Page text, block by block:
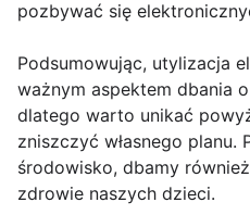
pozbywać się
Podsumowując, utylizacja
ważnym aspektem dbania
dlatego warto unikać
zniszczyć własnego planu.
środowisko, dbamy
zdrowie naszych dzieci.